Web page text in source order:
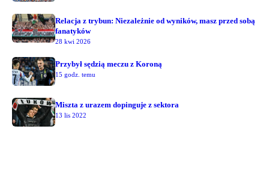
Relacja z trybun: Niezależnie od wyników, masz przed sobą
fanatyków
28 kwi 2026
Przybył sędzią meczu z Koroną
15 godz. temu
Miszta z urazem dopinguje z sektora
13 lis 2022